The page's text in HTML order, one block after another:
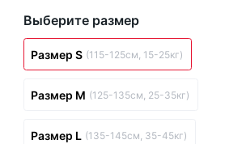
Выберите размер
Размер S (115-125см, 15-25кг)
Размер M (125-135см, 25-35кг)
Размер L (135-145см, 35-45кг)